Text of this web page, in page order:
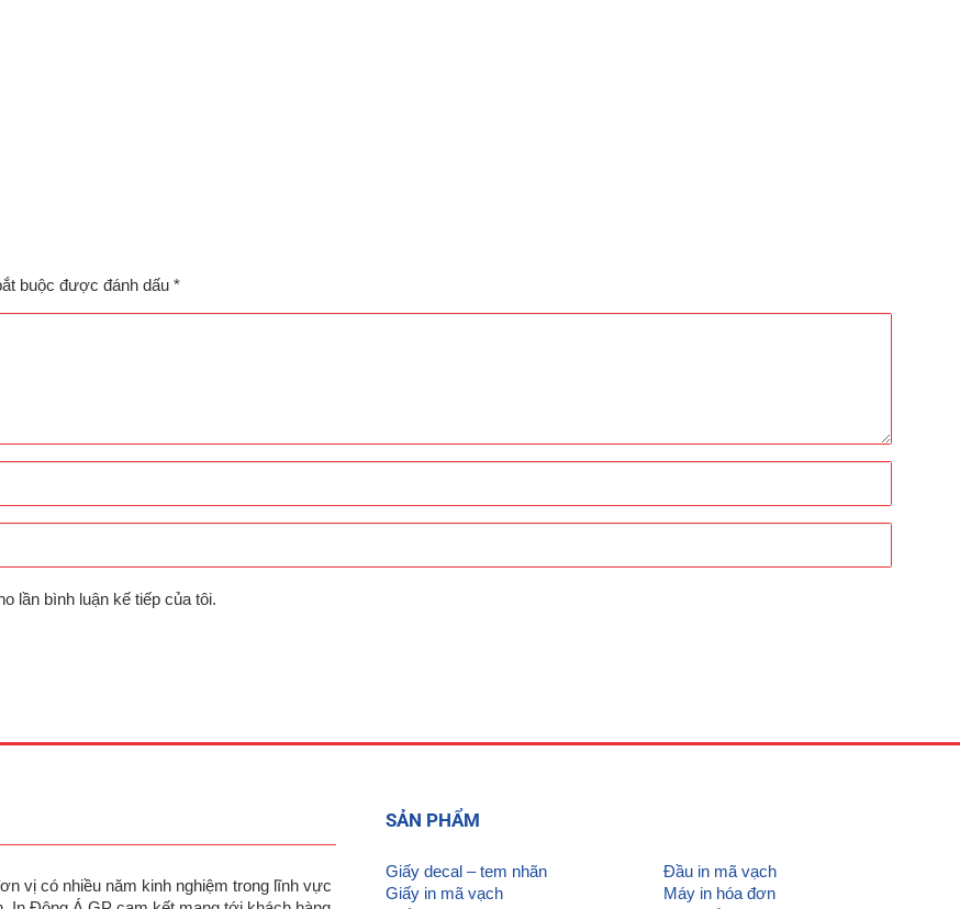
buộc được đánh dấu *
lần bình luận kế tiếp của tôi.
vị có nhiều năm kinh nghiệm trong lĩnh vực
SẢN PHẨM
Giấy decal – tem nhãn
Giấy in mã vạch
Đầu in mã vạch
Máy in hóa đơn